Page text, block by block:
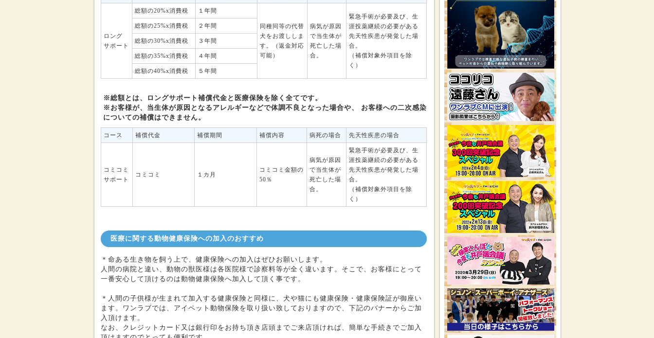
ロング
サポート
総額の20%x消費税 １年間
同種同等の代替
犬をお渡ししま
す。（返金対応
可能）
病気が原因
で当生体が
死亡した場
合。
緊急手術が必要及び、生
涯投薬継続の必要がある
先天性疾患が発覚した場
合。
（補償対象外項目を除
く）
総額の25%x消費税 ２年間
総額の30%x消費税 ３年間
総額の35%x消費税 ４年間
総額の40%x消費税 ５年間
※総額とは、ロングサポート補償代金と医療保険を除く全てです。
※お客様が、当生体が原因となるアレルギーなどで体調不良となった場合や、 お客様への二次感染
についての補償はできません。
コース 補償代金 補償期間 補償内容 病死の場合 先天性疾患の場合
コミコミ
サポート
コミコミ １カ月
コミコミ金額の
50％
病気が原因
で当生体が
死亡した場
合。
緊急手術が必要及び、生
涯投薬継続の必要がある
先天性疾患が発覚した場
合。
（補償対象外項目を除
く）
医療に関する動物健康保険への加入のおすすめ
＊命ある生き物を飼う上で、健康保険への加入はぜひお願いします。
人間の病院と違い、動物の獣医様は各医院様で診察料等が全く違います。そこで、お客様にとって
一番安心して頂けるのは動物健康保険へ加入して頂く事です。
＊人間の子供様が生まれて加入する健康保険と同様に、犬や猫にも健康保険・健康保険証が御座い
ます。ワンラブでは、アイペット動物保険を取り扱い致しておりますので、下記のバナーからご加
入頂けます。
なお、クレジットカード又は銀行印をお持ち頂き店頭までご来店頂ければ、簡単な手続きでご加入